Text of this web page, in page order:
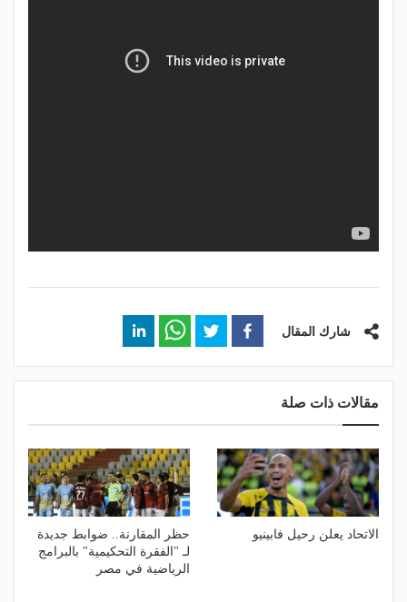
شارك المقال
مقالات ذات صلة
الاتحاد يعلن رحيل فابينيو
حظر المقارنة.. ضوابط جديدة
لـ "الفقرة التحكيمية" بالبرامج
الرياضية في مصر